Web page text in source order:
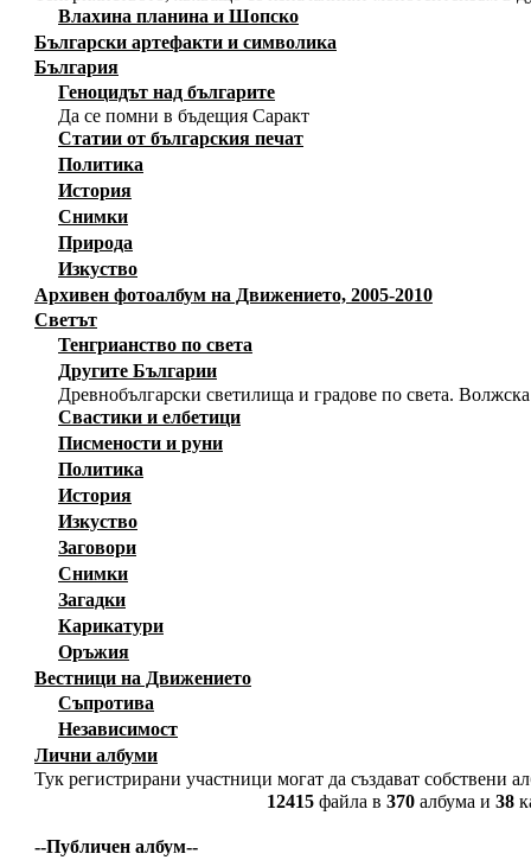
Влахина планина и Шопско
Български артефакти и символика
България
Геноцидът над българите
Да се помни в бъдещия Саракт
Статии от българския печат
Политика
История
Снимки
Природа
Изкуство
Архивен фотоалбум на Движението, 2005-2010
Светът
Тенгрианство по света
Другите Българии
Древнобългарски светилища и градове по света.
Свастики и елбетици
Писмености и руни
Политика
История
Изкуство
Заговори
Снимки
Загадки
Карикатури
Оръжия
Вестници на Движението
Съпротива
Независимост
Лични албуми
Тук регистрирани участници могат да създават собствени
12415файла в 370албума и 38
--Публичен албум--